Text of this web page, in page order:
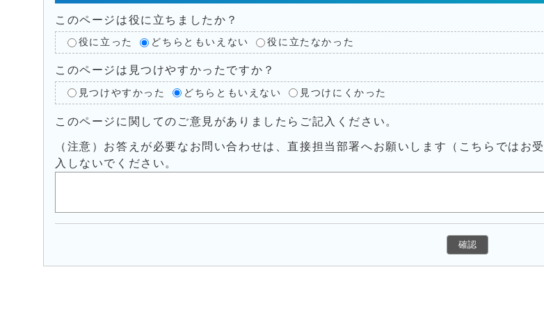
このページは役に立ちましたか？
役に立った どちらともいえない 役に立たなかった
このページは見つけやすかったですか？
見つけやすかった どちらともいえない 見つけにくかった
このページに関してのご意見がありましたらご記入ください。
（注意）お答えが必要なお問い合わせは、直接担当部署へお願いします（こちらでは
入しないでください。